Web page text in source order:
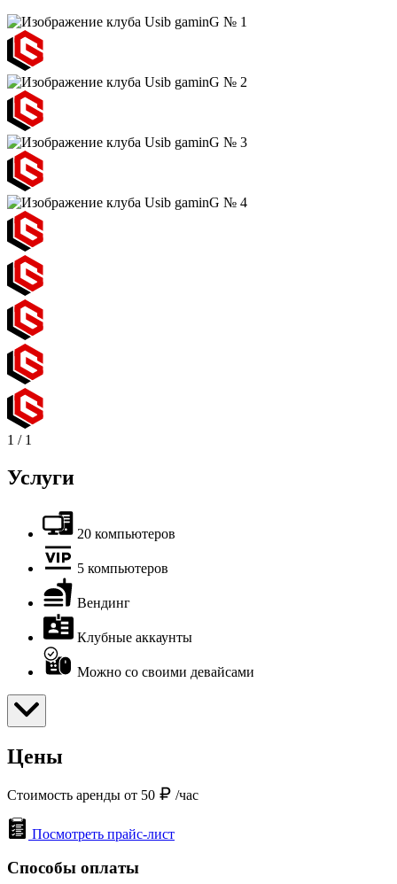
1 / 1
Услуги
20 компьютеров
5 компьютеров
Вендинг
Клубные аккаунты
Можно со своими девайсами
Цены
Стоимость аренды от 50 /час
Посмотреть прайс-лист
Способы оплаты